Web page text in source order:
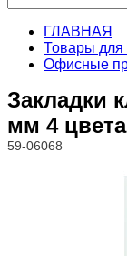
ГЛАВНАЯ
Товары для
Офисные
Закладки
мм 4
59-06068